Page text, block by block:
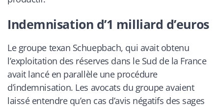
Indemnisation d’1 milliard d’euros
Le groupe texan Schuepbach, qui avait obtenu
l’exploitation des réserves dans le Sud de la France
avait lancé en parallèle une procédure
d’indemnisation. Les avocats du groupe avaient
laissé entendre qu’en cas d’avis négatifs des sages